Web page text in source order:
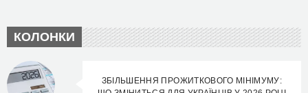
КОЛОНКИ
ЗБІЛЬШЕННЯ ПРОЖИТКОВОГО МІНІМУМУ: